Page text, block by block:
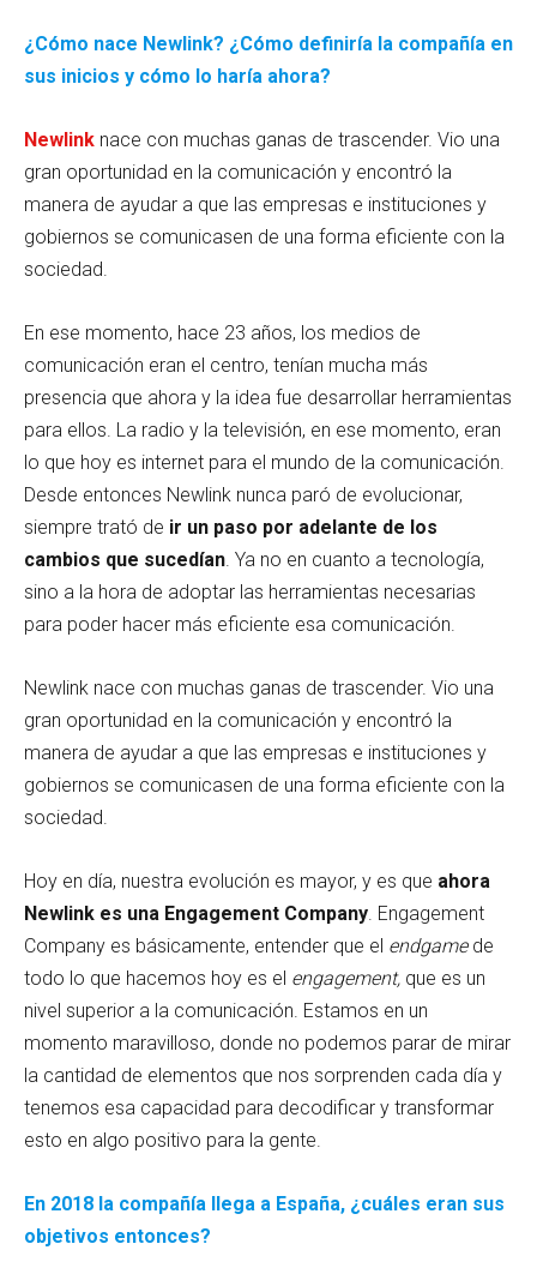
¿Cómo nace Newlink? ¿Cómo definiría la compañía en
sus inicios y cómo lo haría ahora?
Newlink nace con muchas ganas de trascender. Vio una
gran oportunidad en la comunicación y encontró la
manera de ayudar a que las empresas e instituciones y
gobiernos se comunicasen de una forma eficiente con la
sociedad.
En ese momento, hace 23 años, los medios de
comunicación eran el centro, tenían mucha más
presencia que ahora y la idea fue desarrollar herramientas
para ellos. La radio y la televisión, en ese momento, eran
lo que hoy es internet para el mundo de la comunicación.
Desde entonces Newlink nunca paró de evolucionar,
siempre trató de ir un paso por adelante de los
cambios que sucedían . Ya no en cuanto a tecnología,
sino a la hora de adoptar las herramientas necesarias
para poder hacer más eficiente esa comunicación.
Newlink nace con muchas ganas de trascender. Vio una
gran oportunidad en la comunicación y encontró la
manera de ayudar a que las empresas e instituciones y
gobiernos se comunicasen de una forma eficiente con la
sociedad.
Hoy en día, nuestra evolución es mayor, y es que ahora
Newlink es una Engagement Company . Engagement
Company es básicamente, entender que el endgamede
todo lo que hacemos hoy es el engagement, que es un
nivel superior a la comunicación. Estamos en un
momento maravilloso, donde no podemos parar de mirar
la cantidad de elementos que nos sorprenden cada día y
tenemos esa capacidad para decodificar y transformar
esto en algo positivo para la gente.
En 2018 la compañía llega a España, ¿cuáles eran sus
objetivos entonces?